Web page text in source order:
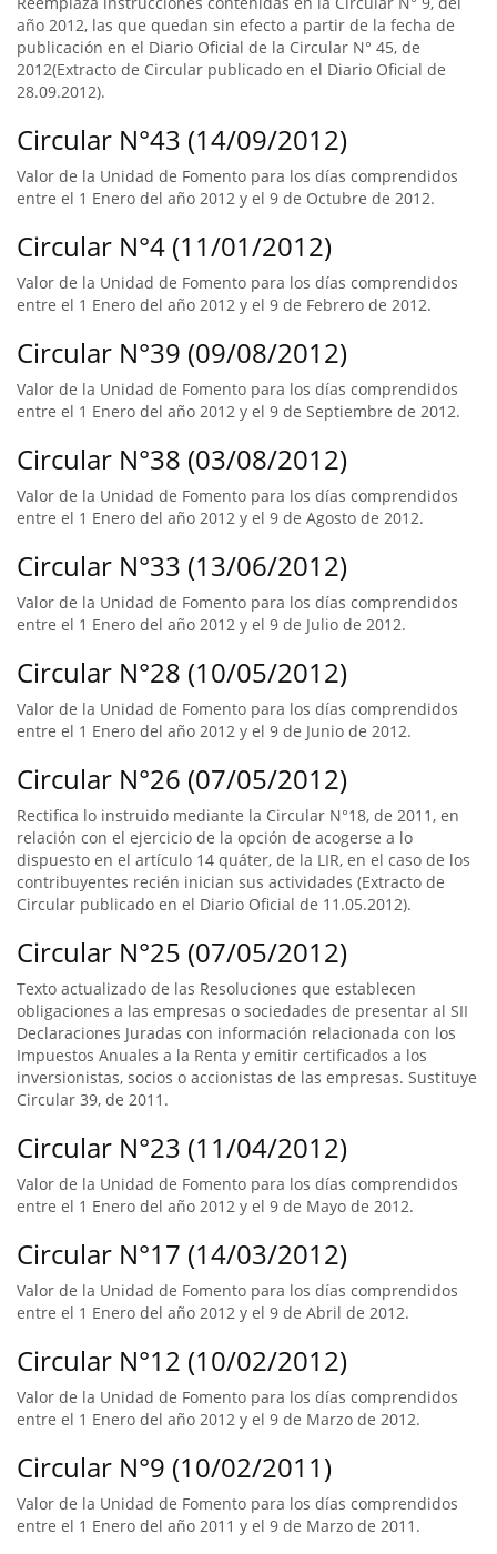
año 2012, las que quedan sin efecto a partir de la fecha de
publicación en el Diario Oficial de la Circular N° 45, de
2012(Extracto de Circular publicado en el Diario Oficial de
28.09.2012).
Circular N°43 (14/09/2012)
Valor de la Unidad de Fomento para los días comprendidos
entre el 1 Enero del año 2012 y el 9 de Octubre de 2012.
Circular N°4 (11/01/2012)
Valor de la Unidad de Fomento para los días comprendidos
entre el 1 Enero del año 2012 y el 9 de Febrero de 2012.
Circular N°39 (09/08/2012)
Valor de la Unidad de Fomento para los días comprendidos
entre el 1 Enero del año 2012 y el 9 de Septiembre de 2012.
Circular N°38 (03/08/2012)
Valor de la Unidad de Fomento para los días comprendidos
entre el 1 Enero del año 2012 y el 9 de Agosto de 2012.
Circular N°33 (13/06/2012)
Valor de la Unidad de Fomento para los días comprendidos
entre el 1 Enero del año 2012 y el 9 de Julio de 2012.
Circular N°28 (10/05/2012)
Valor de la Unidad de Fomento para los días comprendidos
entre el 1 Enero del año 2012 y el 9 de Junio de 2012.
Circular N°26 (07/05/2012)
Rectifica lo instruido mediante la Circular N°18, de 2011, en
relación con el ejercicio de la opción de acogerse a lo
dispuesto en el artículo 14 quáter, de la LIR, en el caso de los
contribuyentes recién inician sus actividades (Extracto de
Circular publicado en el Diario Oficial de 11.05.2012).
Circular N°25 (07/05/2012)
Texto actualizado de las Resoluciones que establecen
obligaciones a las empresas o sociedades de presentar al SII
Declaraciones Juradas con información relacionada con los
Impuestos Anuales a la Renta y emitir certificados a los
inversionistas, socios o accionistas de las empresas. Sustituye
Circular 39, de 2011.
Circular N°23 (11/04/2012)
Valor de la Unidad de Fomento para los días comprendidos
entre el 1 Enero del año 2012 y el 9 de Mayo de 2012.
Circular N°17 (14/03/2012)
Valor de la Unidad de Fomento para los días comprendidos
entre el 1 Enero del año 2012 y el 9 de Abril de 2012.
Circular N°12 (10/02/2012)
Valor de la Unidad de Fomento para los días comprendidos
entre el 1 Enero del año 2012 y el 9 de Marzo de 2012.
Circular N°9 (10/02/2011)
Valor de la Unidad de Fomento para los días comprendidos
entre el 1 Enero del año 2011 y el 9 de Marzo de 2011.